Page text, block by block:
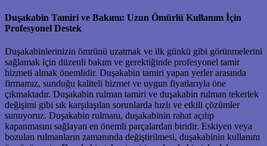
Duşakabin Tamiri ve Bakımı: Uzun Ömürlü Kullanım İçin
Profesyonel Destek
Duşakabinlerinizin ömrünü uzatmak ve ilk günkü gibi görünmelerini
sağlamak için düzenli bakım ve gerektiğinde profesyonel tamir
hizmeti almak önemlidir. Duşakabin tamiri yapan yerler arasında
firmamız, sunduğu kaliteli hizmet ve uygun fiyatlarıyla öne
çıkmaktadır. Duşakabin rulman tamiri ve duşakabin rulman tekerlek
değişimi gibi sık karşılaşılan sorunlarda hızlı ve etkili çözümler
sunuyoruz. Duşakabin rulmanı, duşakabinin rahat açılıp
kapanmasını sağlayan en önemli parçalardan biridir. Eskiyen veya
bozulan rulmanların zamanında değiştirilmesi, duşakabinin kullanım